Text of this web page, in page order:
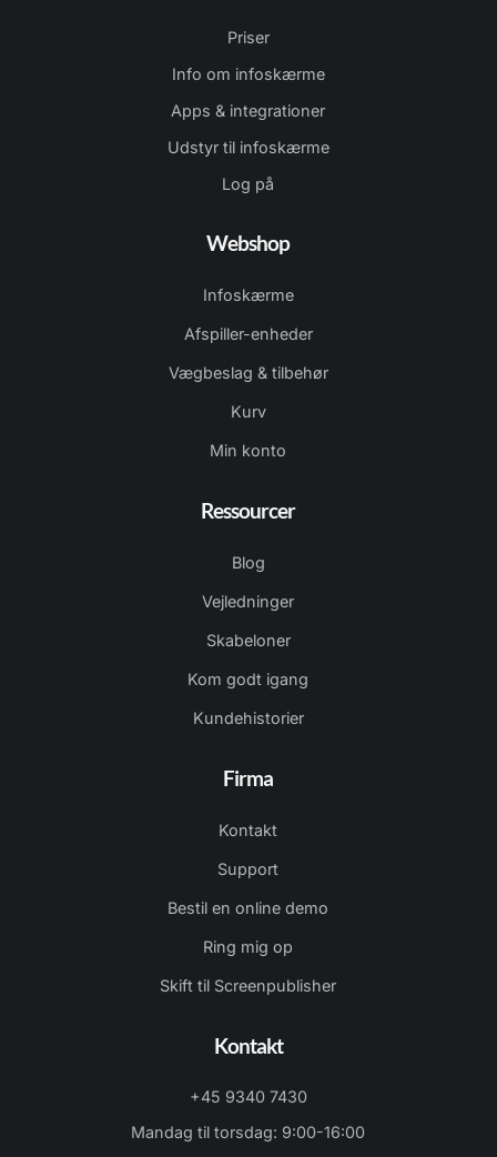
Priser
Info om infoskærme
Apps & integrationer
Udstyr til infoskærme
Log på
Webshop
Infoskærme
Afspiller-enheder
Vægbeslag & tilbehør
Kurv
Min konto
Ressourcer
Blog
Vejledninger
Skabeloner
Kom godt igang
Kundehistorier
Firma
Kontakt
Support
Bestil en online demo
Ring mig op
Skift til Screenpublisher
Kontakt
+45 9340 7430
Mandag til torsdag: 9:00-16:00